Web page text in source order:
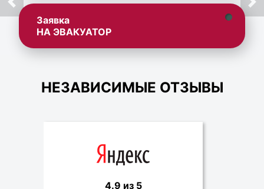
Заявка
НА ЭВАКУАТОР
НЕЗАВИСИМЫЕ ОТЗЫВЫ
4.9 из 5